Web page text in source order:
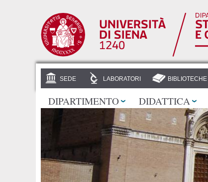
SEDE LABORATORI BIBLIOTECHE
DIPARTIMENTO DIDATTICA